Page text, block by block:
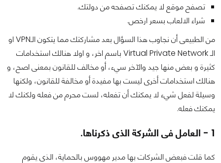
تصفح موقع لا يمكنك تصفحه من دولتك.
شراء الالعاب بسعر ارخص.
من الطبيعى أن نجاوب هذا السؤال بعد مشاركتك مما يتكون الـVPN او
الـ Virtual Private Network باسم اخر، و اولا هنالك استخدامات
كثيرة و بعض منها جيد والآخر سيء، أو مخالف للقانون بمعنى اصح، و
هنالك استخدامات أخرى ليست بها مفيدة أو مخالفة للقانون، ولكنها
وسيلة لفعل شيء لا يمكنك أن تفعله، لست محرم من فعله ولكنك لا
يمكنك فعله.
1 - العامل فى الشركة الذى ذكرناها.
كما قلت فبعض الشركات بها مدير مهووس بالحماية، الذى يقوم